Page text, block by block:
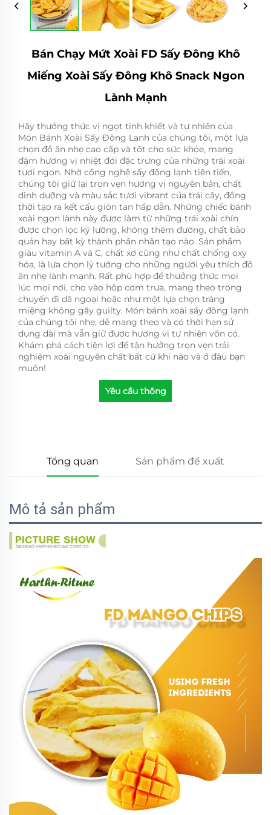
Bán Chạy Mứt Xoài FD Sấy Đông Khô
Miếng Xoài Sấy Đông Khô Snack Ngon
Lành Mạnh
Hãy thưởng thức vị ngọt tinh khiết và tự nhiên của
Món Bánh Xoài Sấy Đông Lạnh của chúng tôi, một lựa
chọn đồ ăn nhẹ cao cấp và tốt cho sức khỏe, mang
đậm hương vị nhiệt đới đặc trưng của những trái xoài
tươi ngon. Nhờ công nghệ sấy đông lạnh tiên tiến,
chúng tôi giữ lại trọn vẹn hương vị nguyên bản, chất
dinh dưỡng và màu sắc tươi vibrant của trái cây, đồng
thời tạo ra kết cấu giòn tan hấp dẫn. Những chiếc bánh
xoài ngon lành này được làm từ những trái xoài chín
được chọn lọc kỹ lưỡng, không thêm đường, chất bảo
quản hay bất kỳ thành phần nhân tạo nào. Sản phẩm
giàu vitamin A và C, chất xơ cũng như chất chống oxy
hóa, là lựa chọn lý tưởng cho những người yêu thích đồ
ăn nhẹ lành mạnh. Rất phù hợp để thưởng thức mọi
lúc mọi nơi, cho vào hộp cơm trưa, mang theo trong
chuyến đi dã ngoại hoặc như một lựa chọn tráng
miệng không gây guilty. Món bánh xoài sấy đông lạnh
của chúng tôi nhẹ, dễ mang theo và có thời hạn sử
dụng dài mà vẫn giữ được hương vị tự nhiên vốn có.
Khám phá cách tiện lợi để tận hưởng trọn vẹn trải
nghiệm xoài nguyên chất bất cứ khi nào và ở đâu bạn
muốn!
Yêu cầu thông
Tổng quan Sản phẩm đề xuất
Mô tả sản phẩm